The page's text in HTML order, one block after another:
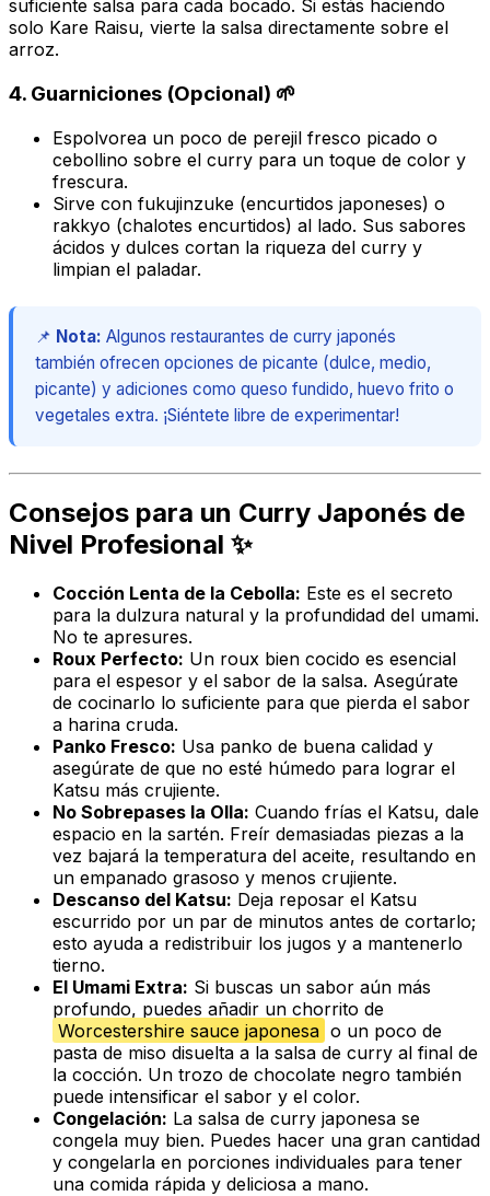
suficiente salsa para cada bocado. Si estás haciendo
solo Kare Raisu, vierte la salsa directamente sobre el
arroz.
4. Guarniciones (Opcional) 🌱
Espolvorea un poco de perejil fresco picado o
cebollino sobre el curry para un toque de color y
frescura.
Sirve con fukujinzuke (encurtidos japoneses) o
rakkyo (chalotes encurtidos) al lado. Sus sabores
ácidos y dulces cortan la riqueza del curry y
limpian el paladar.
📌 Nota: Algunos restaurantes de curry japonés
también ofrecen opciones de picante (dulce, medio,
picante) y adiciones como queso fundido, huevo frito o
vegetales extra. ¡Siéntete libre de experimentar!
Consejos para un Curry Japonés de
Nivel Profesional ✨
Cocción Lenta de la Cebolla: Este es el secreto
para la dulzura natural y la profundidad del umami.
No te apresures.
Roux Perfecto: Un roux bien cocido es esencial
para el espesor y el sabor de la salsa. Asegúrate
de cocinarlo lo suficiente para que pierda el sabor
a harina cruda.
Panko Fresco: Usa panko de buena calidad y
asegúrate de que no esté húmedo para lograr el
Katsu más crujiente.
No Sobrepases la Olla: Cuando frías el Katsu, dale
espacio en la sartén. Freír demasiadas piezas a la
vez bajará la temperatura del aceite, resultando en
un empanado grasoso y menos crujiente.
Descanso del Katsu: Deja reposar el Katsu
escurrido por un par de minutos antes de cortarlo;
esto ayuda a redistribuir los jugos y a mantenerlo
tierno.
El Umami Extra: Si buscas un sabor aún más
profundo, puedes añadir un chorrito de
Worcestershire sauce japonesa o un poco de
pasta de miso disuelta a la salsa de curry al final de
la cocción. Un trozo de chocolate negro también
puede intensificar el sabor y el color.
Congelación: La salsa de curry japonesa se
congela muy bien. Puedes hacer una gran cantidad
y congelarla en porciones individuales para tener
una comida rápida y deliciosa a mano.